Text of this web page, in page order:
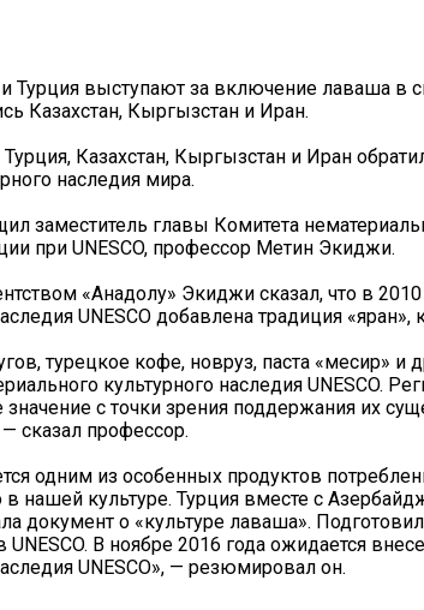
Турция выступают за включение лаваша в
Казахстан, Кыргызстан и Иран.
Казахстан, Кыргызстан и Иран
наследия мира.
заместитель главы Комитета
при UNESCO, профессор Метин Экиджи.
«Анадолу» Экиджи сказал, что в
UNESCO добавлена традиция
турецкое кофе, новруз, паста «месир»
культурного наследия UNESCO.
с точки зрения поддержания их
сказал профессор.
одним из особенных продуктов
нашей культуре. Турция вместе с
документ о «культуре лаваша».
UNESCO. В ноябре 2016 года ожидается
UNESCO», — резюмировал он.